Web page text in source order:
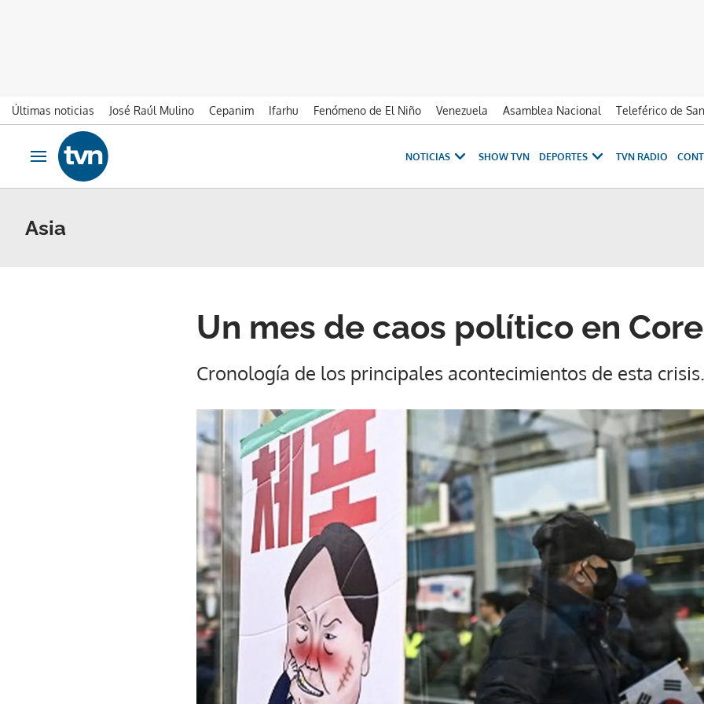
Últimas noticias José Raúl Mulino Cepanim Ifarhu Fenómeno de El Niño Venezuela Asamblea Nacional
Teleférico de
Ir al contenido
Obrir navegació
NOTICIAS SHOW TVN DEPORTES TVN RADIO
Asia
Un mes de caos político en
Cronología de los principales acontecimientos de esta crisis.